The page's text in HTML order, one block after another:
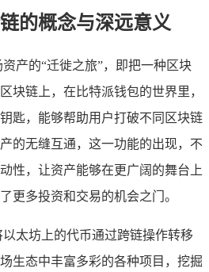
的概念与深远意义
产的“迁徙之旅”，即把一种区块
块链上，在比特派钱包的世界里，
匙，能够帮助用户打破不同区块链
的无缝互通，这一功能的出现，不
性，让资产能够在更广阔的舞台上
更多投资和交易的机会之门。
太坊上的代币通过跨链操作转移
生态中丰富多彩的各种项目，挖掘